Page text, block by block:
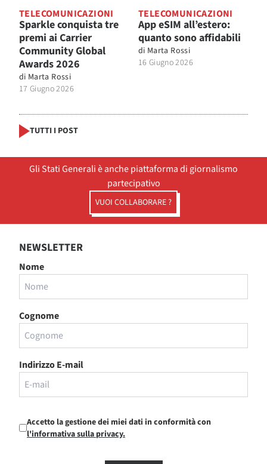
TELECOMUNICAZIONI
Sparkle conquista tre
premi ai Carrier
Community Global
Awards 2026
di Marta Rossi
17 Giugno 2026
TELECOMUNICAZIONI
App eSIM all’estero:
quanto sono affidabili
di Marta Rossi
16 Giugno 2026
TUTTI I POST
Gli Stati Generali è anche piattaforma di giornalismo
partecipativo
VUOI COLLABORARE ?
NEWSLETTER
Nome
Cognome
Indirizzo E-mail
Accetto la gestione dei miei dati in conformità con
l'informativa sulla privacy.